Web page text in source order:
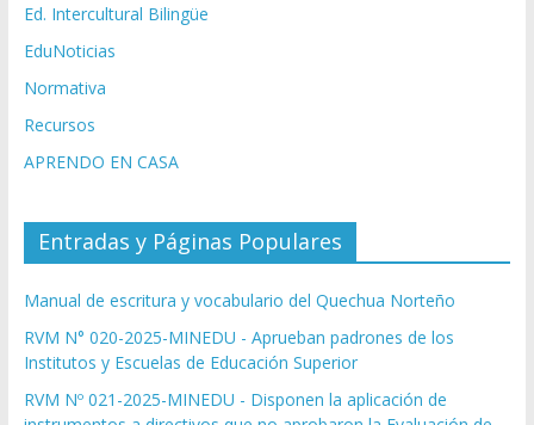
Ed. Intercultural Bilingüe
EduNoticias
Normativa
Recursos
APRENDO EN CASA
Entradas y Páginas Populares
Manual de escritura y vocabulario del Quechua Norteño
RVM N° 020-2025-MINEDU - Aprueban padrones de los
Institutos y Escuelas de Educación Superior
RVM Nº 021-2025-MINEDU - Disponen la aplicación de